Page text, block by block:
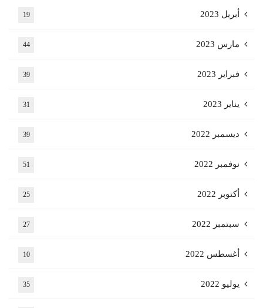
أبريل 2023 19
مارس 2023 44
فبراير 2023 39
يناير 2023 31
ديسمبر 2022 39
نوفمبر 2022 51
أكتوبر 2022 25
سبتمبر 2022 27
أغسطس 2022 10
يوليو 2022 35